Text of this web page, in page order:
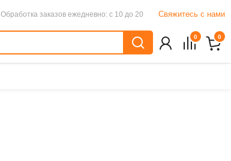
Обработка заказовежедневно: с 10 до 20 Свяжитесь с нами
0 0